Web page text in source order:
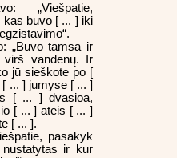
„Viešpatie,
buvo [ ... ] iki
„Buvo tamsa ir
virš vandenų. Ir
jū sieškote po [
... ] jumyse [ ... ]
[ ... ] dvasioa,
[ ... ] ateis [ ... ]
[ ... ].
pasakyk
ir kur